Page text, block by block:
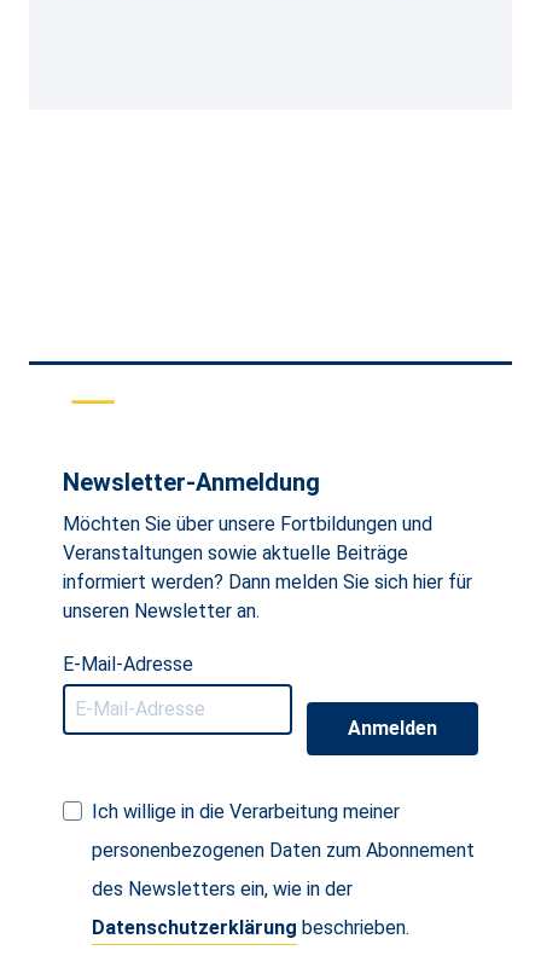
Newsletter-Anmeldung
Möchten Sie über unsere Fortbildungen und
Veranstaltungen sowie aktuelle Beiträge
informiert werden? Dann melden Sie sich hier für
unseren Newsletter an.
E-Mail-Adresse
Anmelden
Ich willige in die Verarbeitung meiner
personenbezogenen Daten zum Abonnement
des Newsletters ein, wie in der
Datenschutzerklärung beschrieben.